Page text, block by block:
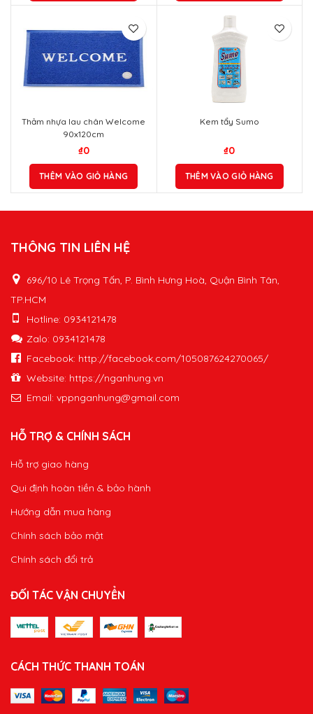
Thảm nhựa lau chân Welcome
90x120cm
₫0
THÊM VÀO GIỎ HÀNG
Kem tẩy Sumo
₫0
THÊM VÀO GIỎ HÀNG
THÔNG TIN LIÊN HỆ
696/10 Lê Trọng Tấn, P. Bình Hưng Hoà, Quận Bình Tân,
TP.HCM
Hotline: 0934121478
Zalo: 0934121478
Facebook: http://facebook.com/105087624270065/
Website: https://nganhung.vn
Email: vppnganhung@gmail.com
HỖ TRỢ & CHÍNH SÁCH
Hỗ trợ giao hàng
Qui định hoàn tiền & bảo hành
Hướng dẫn mua hàng
Chính sách bảo mật
Chính sách đổi trả
ĐỐI TÁC VẬN CHUYỂN
CÁCH THỨC THANH TOÁN